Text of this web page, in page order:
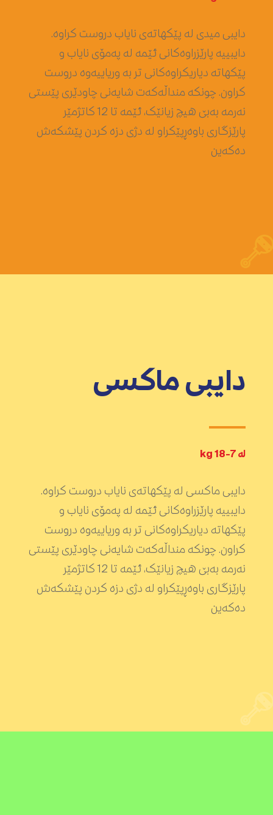
دایبی میدی لە پێکهاتەی نایاب دروست کراوە.
دایبییە پارێزراوەکانی ئێمە لە پەمۆی نایاب و
پێکهاتە دیاریکراوەکانی تر بە وریاییەوە دروست
کراون. چونکە منداڵەکەت شایەنی چاودێری پێستی
نەرمە بەبێ هیچ زیانێک، ئێمە تا 12 کاتژمێر
پارێزگاری باوەڕپێکراو لە دژی دزە کردن پێشکەش
دەکەین
دایبی ماکسی
لە 7-18 kg
دایبی ماکسی لە پێکهاتەی نایاب دروست کراوە.
دایبییە پارێزراوەکانی ئێمە لە پەمۆی نایاب و
پێکهاتە دیاریکراوەکانی تر بە وریاییەوە دروست
کراون. چونکە منداڵەکەت شایەنی چاودێری پێستی
نەرمە بەبێ هیچ زیانێک، ئێمە تا 12 کاتژمێر
پارێزگاری باوەڕپێکراو لە دژی دزە کردن پێشکەش
دەکەین